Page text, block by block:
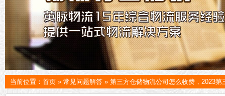
当前位置： 首页 » 常见问题解答 » 第三方仓储物流公司怎么收费，2023